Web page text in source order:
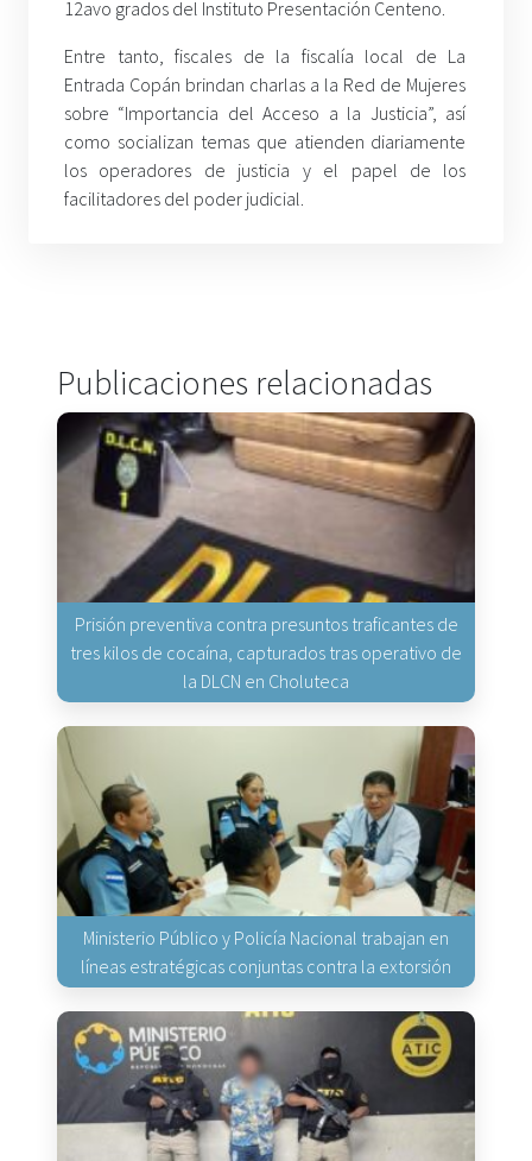
12avo grados del Instituto Presentación Centeno.
Entre tanto, fiscales de la fiscalía local de La
Entrada Copán brindan charlas a la Red de Mujeres
sobre “Importancia del Acceso a la Justicia”, así
como socializan temas que atienden diariamente
los operadores de justicia y el papel de los
facilitadores del poder judicial.
Publicaciones relacionadas
Prisión preventiva contra presuntos traficantes de
tres kilos de cocaína, capturados tras operativo de
la DLCN en Choluteca
Ministerio Público y Policía Nacional trabajan en
líneas estratégicas conjuntas contra la extorsión